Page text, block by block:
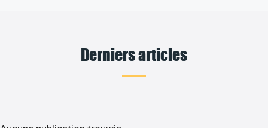
Derniers articles